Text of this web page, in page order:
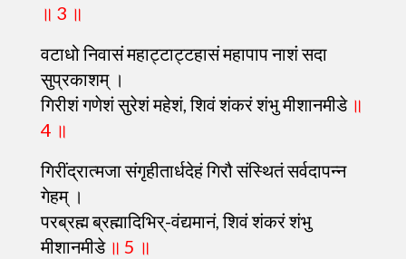
॥ 3 ॥
वटाधो निवासं महाट्टाट्टहासं महापाप नाशं सदा
सुप्रकाशम् ।
गिरीशं गणेशं सुरेशं महेशं, शिवं शंकरं शंभु मीशानमीडे ॥
4 ॥
गिरींद्रात्मजा संगृहीतार्धदेहं गिरौ संस्थितं सर्वदापन्न
गेहम् ।
परब्रह्म ब्रह्मादिभिर्-वंद्यमानं, शिवं शंकरं शंभु
मीशानमीडे ॥ 5 ॥